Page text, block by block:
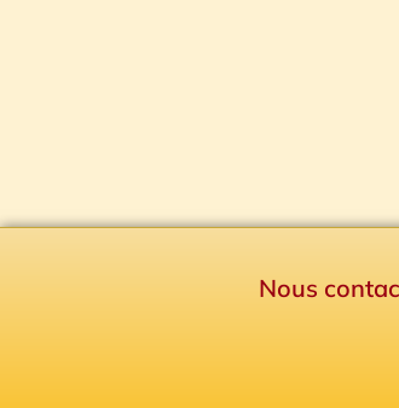
Nous